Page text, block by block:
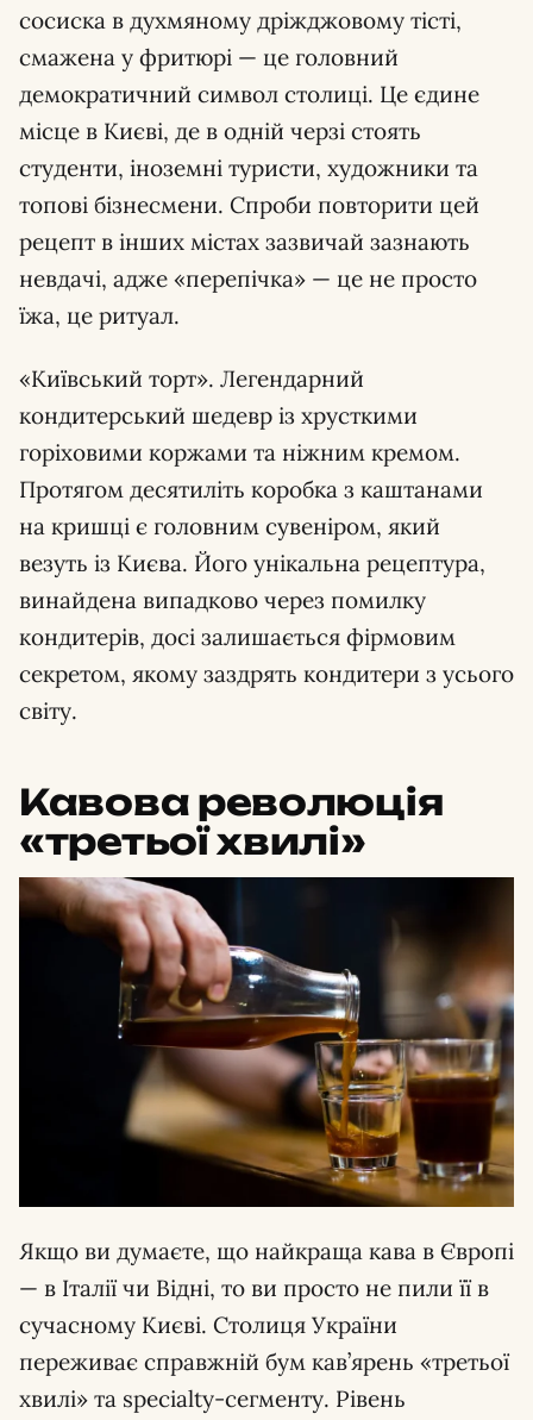
сосиска в духмяному дріжджовому тісті,
смажена у фритюрі — це головний
демократичний символ столиці. Це єдине
місце в Києві, де в одній черзі стоять
студенти, іноземні туристи, художники та
топові бізнесмени. Спроби повторити цей
рецепт в інших містах зазвичай зазнають
невдачі, адже «перепічка» — це не просто
їжа, це ритуал.
«Київський торт». Легендарний
кондитерський шедевр із хрусткими
горіховими коржами та ніжним кремом.
Протягом десятиліть коробка з каштанами
на кришці є головним сувеніром, який
везуть із Києва. Його унікальна рецептура,
винайдена випадково через помилку
кондитерів, досі залишається фірмовим
секретом, якому заздрять кондитери з усього
світу.
Кавова революція
«третьої хвилі»
Якщо ви думаєте, що найкраща кава в Європі
— в Італії чи Відні, то ви просто не пили її в
сучасному Києві. Столиця України
переживає справжній бум кав’ярень «третьої
хвилі» та specialty-сегменту. Рівень